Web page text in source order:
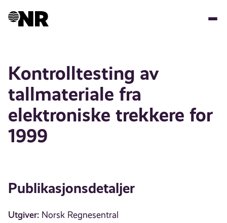
Kontrolltesting av
tallmateriale fra
elektroniske trekkere for
1999
Publikasjonsdetaljer
Utgiver: Norsk Regnesentral